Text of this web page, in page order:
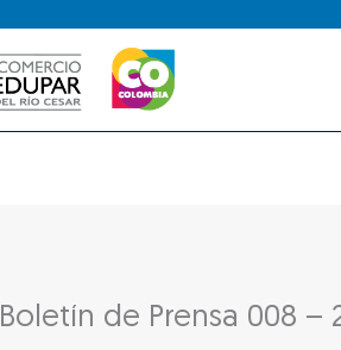
Boletín de Prensa 008 –